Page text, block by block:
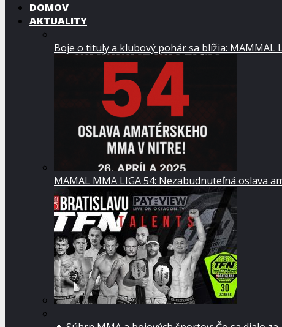
DOMOV
AKTUALITY
Boje o tituly a klubový pohár sa blížia: MAMMAL
MAMAL MMA LIGA 54: Nezabudnuteľná oslava